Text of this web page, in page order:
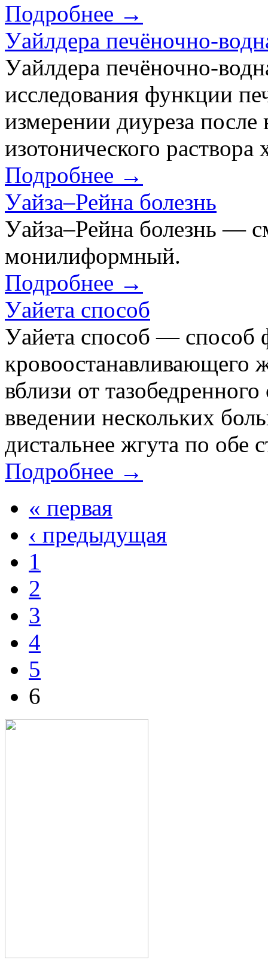
Подробнее →
Уайлдера печёночно-
Уайлдера печёночно-
исследования функции
измерении диуреза
изотонического раствора
Подробнее →
Уайза–Рейна болезнь
Уайза–Рейна болезнь —
монилиформный.
Подробнее →
Уайета способ
Уайета способ — способ
кровоостанавливающего
вблизи от
введении нескольких
дистальнее жгута по обе
Подробнее →
« первая
‹ предыдущая
1
2
3
4
5
6